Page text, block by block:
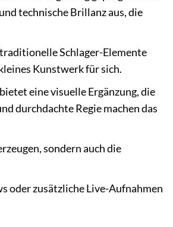
technische Brillanz aus, die
Schlager-Elemente
Kunstwerk für sich.
eine visuelle Ergänzung, die
durchdachte Regie machen das
sondern auch die
oder zusätzliche Live-Aufnahmen